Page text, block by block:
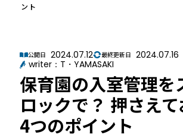
ント
公開日 2024.07.12 最終更新日 2024.07.16
writer：T・YAMASAKI
保育園の入室管理を
ロックで？ 押さえ
4つのポイント
RemoteLOCK